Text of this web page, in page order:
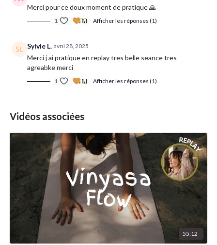
Merci pour ce doux moment de pratique 🙏
1 Afficher les réponses (1)
Sylvie L. avril 28, 2025
Merci j ai pratique en replay tres belle seance tres
agreabke merci
1 Afficher les réponses (1)
Vidéos associées
55:12